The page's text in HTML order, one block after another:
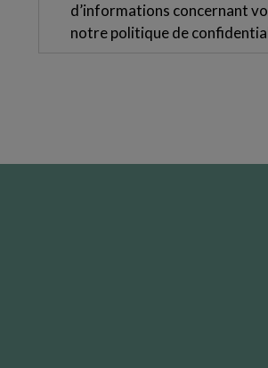
d’informations concernant
notrepolitique de